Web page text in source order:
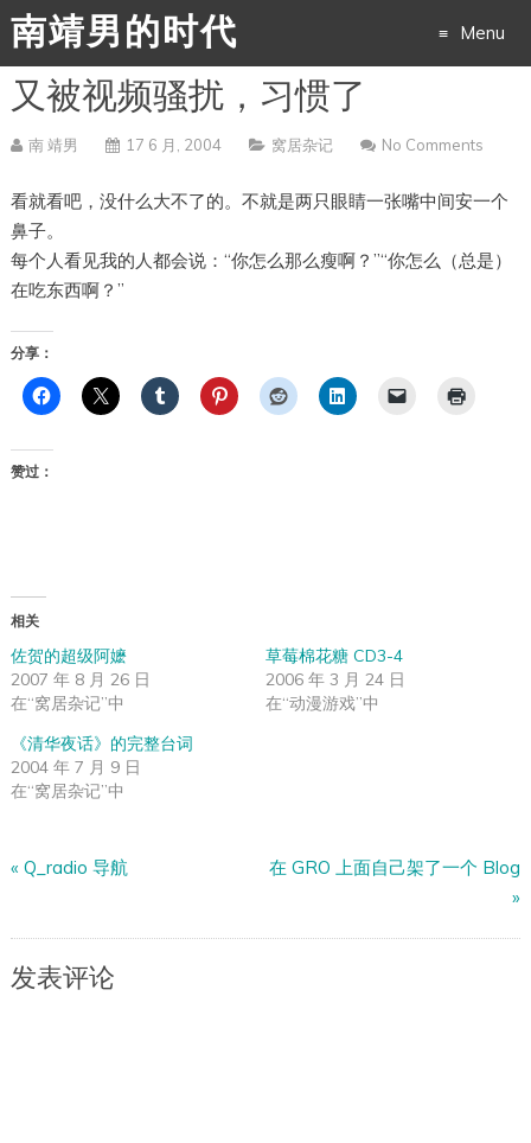
南靖男的时代 Menu
to
content
又被视频骚扰，习惯了
南 靖男 17 6 月, 2004 窝居杂记 No Comments
看就看吧，没什么大不了的。不就是两只眼睛一张嘴中间安一个
鼻子。
每个人看见我的人都会说：“你怎么那么瘦啊？”“你怎么（总是）
在吃东西啊？”
分享：
赞过：
相关
佐贺的超级阿嬷
2007 年 8 月 26 日
在“窝居杂记”中
草莓棉花糖 CD3-4
2006 年 3 月 24 日
在“动漫游戏”中
《清华夜话》的完整台词
2004 年 7 月 9 日
在“窝居杂记”中
« Q_radio 导航
在 GRO 上面自己架了一个 Blog
»
发表评论